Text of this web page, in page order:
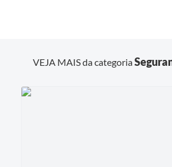
VEJA MAIS da categoria